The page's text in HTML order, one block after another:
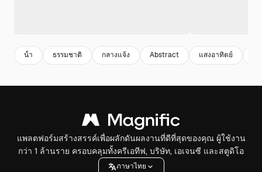
น้ํา ธรรมชาติ กลางแจ้ง Abstract แสงอาทิตย์
แพลตฟอร์มสร้างสรรค์เพื่อผลักดันผลงานที่ดีที่สุดของคุณ ผู้ใช้งาน
กว่า 1 ล้านราย ครอบคลุมทั้งครีเอทีฟ, บริษัท, เอเจนซี และสตูดิโอ
ภาษาไทย